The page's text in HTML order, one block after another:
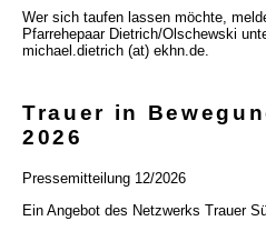
Wer sich taufen lassen möchte,
Pfarrehepaar Dietrich/Olschewski
michael.dietrich (at) ekhn.de.
Trauer in
2026
Pressemitteilung 12/2026
Ein Angebot des Netzwerks Trauer